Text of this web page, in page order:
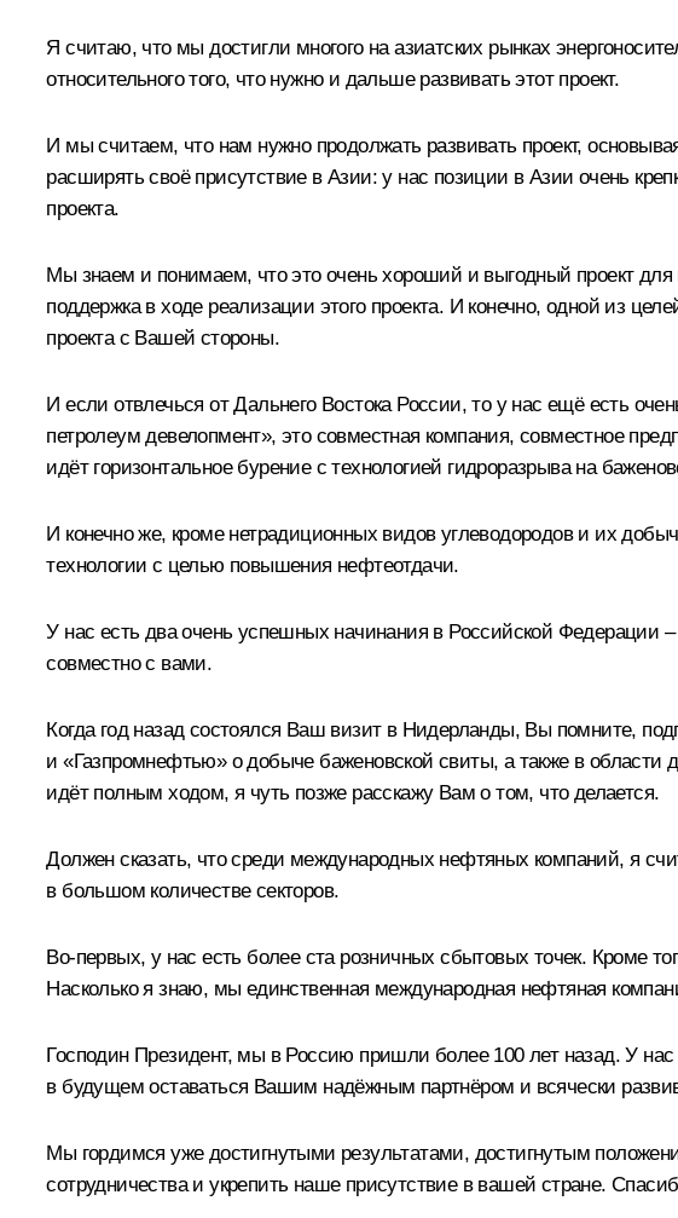
Я считаю, что мы достигли многого на азиатских рынках
относительного того, что нужно и дальше развивать этот проект.
И мы считаем, что нам нужно продолжать развивать проект,
расширять своё присутствие в Азии: у нас позиции в Азии очень
проекта.
Мы знаем и понимаем, что это очень хороший и выгодный проект
поддержка в ходе реализации этого проекта. И конечно, одной из
проекта с Вашей стороны.
И если отвлечься от Дальнего Востока России, то у нас ещё есть
петролеум девелопмент», это совместная компания, совместное
идёт горизонтальное бурение с технологией гидроразрыва на
И конечно же, кроме нетрадиционных видов углеводородов и их
технологии с целью повышения нефтеотдачи.
У нас есть два очень успешных начинания в Российской Федерации
совместно с вами.
Когда год назад состоялся Ваш визит в Нидерланды, Вы помните,
и «Газпромнефтью» о добыче баженовской свиты, а также в
идёт полным ходом, я чуть позже расскажу Вам о том, что делается.
Должен сказать, что среди международных нефтяных компаний, я
в большом количестве секторов.
Во‑первых, у нас есть более ста розничных сбытовых точек. Кроме
Насколько я знаю, мы единственная международная нефтяная
Господин Президент, мы в Россию пришли более 100 лет назад. У
в будущем оставаться Вашим надёжным партнёром и всячески
Мы гордимся уже достигнутыми результатами, достигнутым
сотрудничества и укрепить наше присутствие в вашей стране.